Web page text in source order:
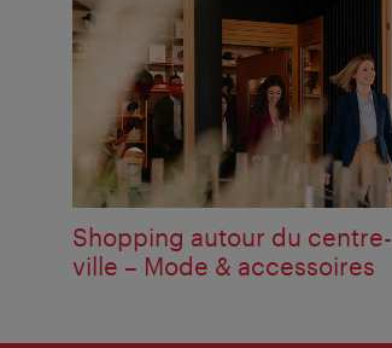
Shopping autour du centre-
ville – Mode & accessoires